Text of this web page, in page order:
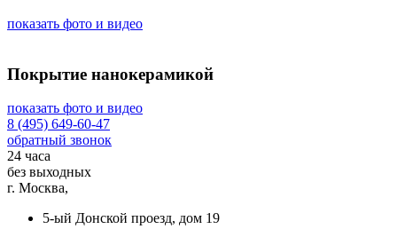
показать фото и видео
Покрытие нанокерамикой
показать фото и видео
8 (495) 649-60-47
обратный звонок
24 часа
без выходных
г. Москва,
5-ый Донской проезд, дом 19